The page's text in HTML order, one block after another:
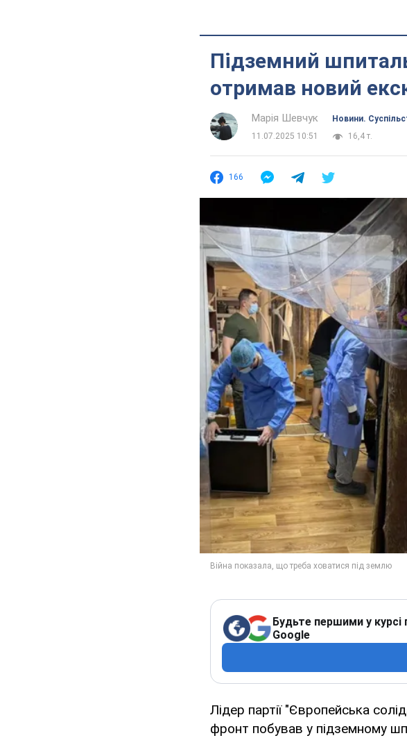
Підземний
отримав новий
Марія Шевчук
Новини.
11.07.2025 10:51
16,4 т.
166
Будьте першими у курсі
Google
Лідер партії "Європейська
фронт побував у підземному